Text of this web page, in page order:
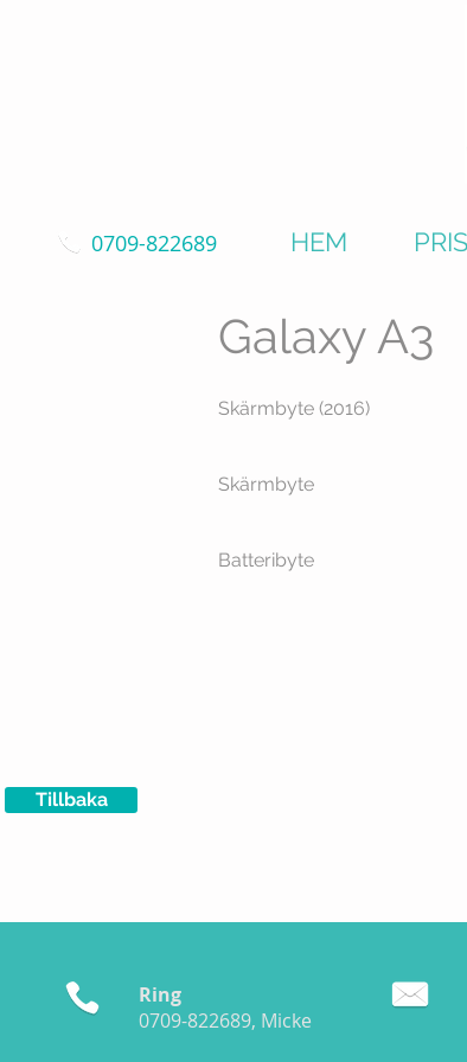
0709-822689 HEM
Galaxy A3
Skärmbyte (2016)
Skärmbyte
Batteribyte
Tillbaka
Ring
0709-822689, Micke